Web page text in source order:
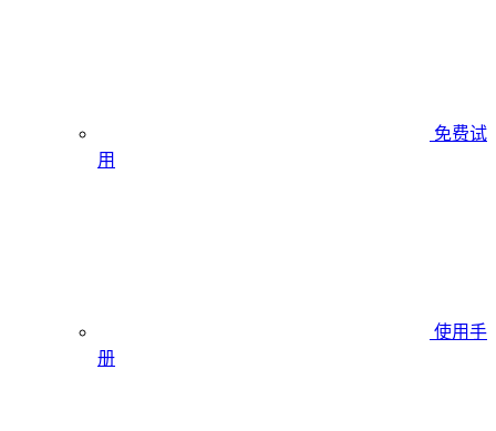
免费试
用
使用手
册